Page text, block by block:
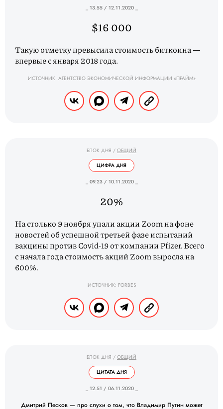
_ 13.55 / 12.11.2020 _
$16 000
Такую отметку превысила стоимость биткоина —
впервые с января 2018 года.
ИСТОЧНИК: АГЕНТСТВО ЭКОНОМИЧЕСКОЙ ИНФОРМАЦИИ «ПРАЙМ»
БЛОК ДНЯ / ОБЩИЙ
ЦИФРА ДНЯ
_ 09.23 / 10.11.2020 _
20%
На столько 9 ноября упали акции Zoom на фоне
новостей об успешной третьей фазе испытаний
вакцины против Covid-19 от компании Pfizer. Всего
с начала года стоимость акций Zoom выросла на
600%.
ИСТОЧНИК: FORBES
БЛОК ДНЯ / ОБЩИЙ
ЦИТАТА ДНЯ
_ 12.51 / 06.11.2020 _
Дмитрий Песков — про слухи о том, что Владимир Путин может